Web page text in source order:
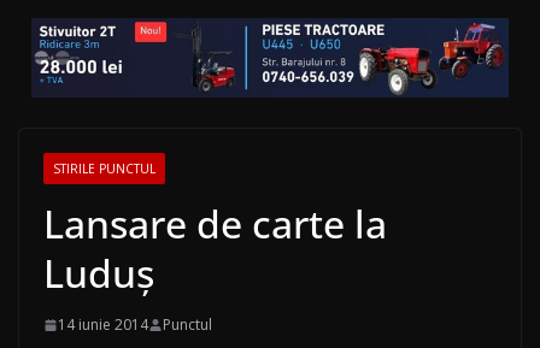
STIRILE PUNCTUL
Lansare de carte la
Luduş
14 iunie 2014 Punctul